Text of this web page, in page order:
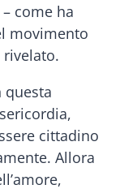
come ha
movimento
rivelato.
questa
cittadino
Allora